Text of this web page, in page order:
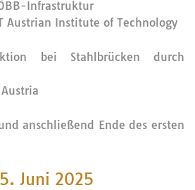
Infrastruktur
Austrian Institute of Technology
bei Stahlbrücken durch
anschließend Ende des ersten
Juni 2025